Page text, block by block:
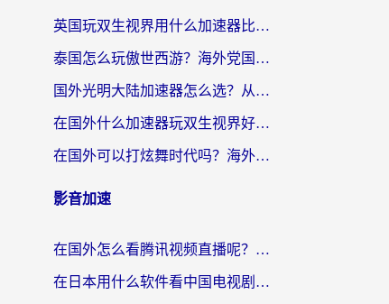
英国玩双生视界用什么加速器比较好？海外党亲测有效的国服游戏加速方案
泰国怎么玩傲世西游？海外党国服游戏加速终极攻略（附光明大陆量子特攻实测）
国外光明大陆加速器怎么选？从卡顿到丝滑的终极指南（含德国玩走开外星人墨西哥玩俄罗斯方块技巧）
在国外什么加速器玩双生视界好用？海外党亲测不踩坑的终极指南
在国外可以打炫舞时代吗？海外玩家国服游戏加速全攻略（附实测推荐）
影音加速
在国外怎么看腾讯视频直播呢？留学生亲测有效的回国加速指南
在日本用什么软件看中国电视剧呢？留学生亲测有效的回国加速方案